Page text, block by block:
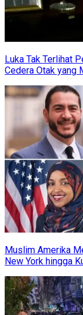
Luka Tak Terlihat
Cedera Otak yang
Muslim Amerika
New York hingga